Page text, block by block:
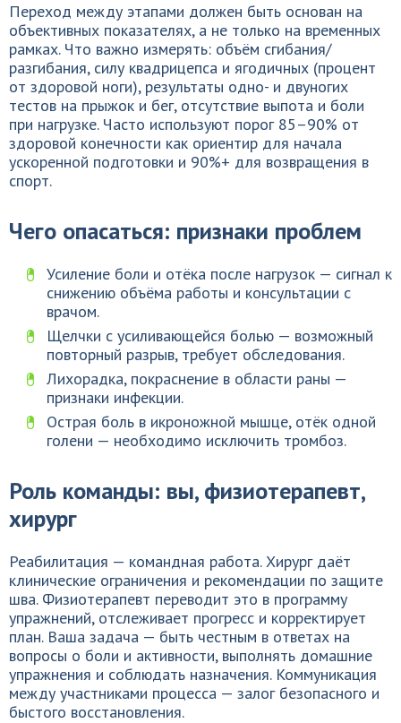
Переход между этапами должен быть основан на
объективных показателях, а не только на временных
рамках. Что важно измерять: объём сгибания/
разгибания, силу квадрицепса и ягодичных (процент
от здоровой ноги), результаты одно- и двуногих
тестов на прыжок и бег, отсутствие выпота и боли
при нагрузке. Часто используют порог 85–90% от
здоровой конечности как ориентир для начала
ускоренной подготовки и 90%+ для возвращения в
спорт.
Чего опасаться: признаки проблем
Усиление боли и отёка после нагрузок — сигнал к
снижению объёма работы и консультации с
врачом.
Щелчки с усиливающейся болью — возможный
повторный разрыв, требует обследования.
Лихорадка, покраснение в области раны —
признаки инфекции.
Острая боль в икроножной мышце, отёк одной
голени — необходимо исключить тромбоз.
Роль команды: вы, физиотерапевт,
хирург
Реабилитация — командная работа. Хирург даёт
клинические ограничения и рекомендации по защите
шва. Физиотерапевт переводит это в программу
упражнений, отслеживает прогресс и корректирует
план. Ваша задача — быть честным в ответах на
вопросы о боли и активности, выполнять домашние
упражнения и соблюдать назначения. Коммуникация
между участниками процесса — залог безопасного и
быстого восстановления.